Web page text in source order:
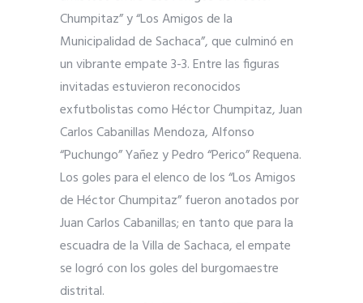
Chumpitaz” y “Los Amigos de la
Municipalidad de Sachaca”, que culminó en
un vibrante empate 3-3. Entre las figuras
invitadas estuvieron reconocidos
exfutbolistas como Héctor Chumpitaz, Juan
Carlos Cabanillas Mendoza, Alfonso
“Puchungo” Yañez y Pedro “Perico” Requena.
Los goles para el elenco de los “Los Amigos
de Héctor Chumpitaz” fueron anotados por
Juan Carlos Cabanillas; en tanto que para la
escuadra de la Villa de Sachaca, el empate
se logró con los goles del burgomaestre
distrital.